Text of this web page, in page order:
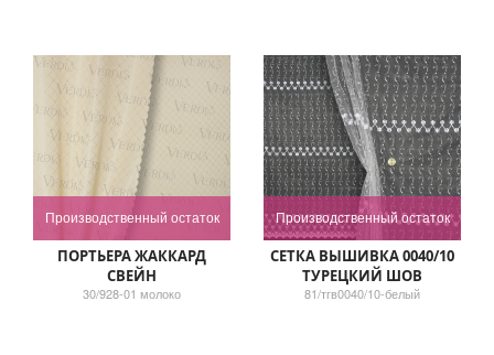
Производственный остаток
ПОРТЬЕРА ЖАККАРД
СВЕЙН
30/928-01 молоко
Производственный остаток
СЕТКА ВЫШИВКА 0040/10
ТУРЕЦКИЙ ШОВ
81/тгв0040/10-белый